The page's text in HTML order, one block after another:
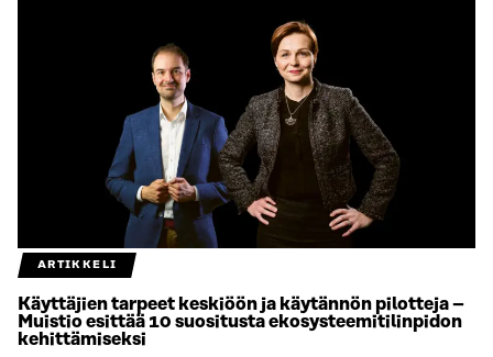
ARTIKKELI
Käyttäjien tarpeet keskiöön ja käytännön pilotteja –
Muistio esittää 10 suositusta ekosysteemitilinpidon
kehittämiseksi